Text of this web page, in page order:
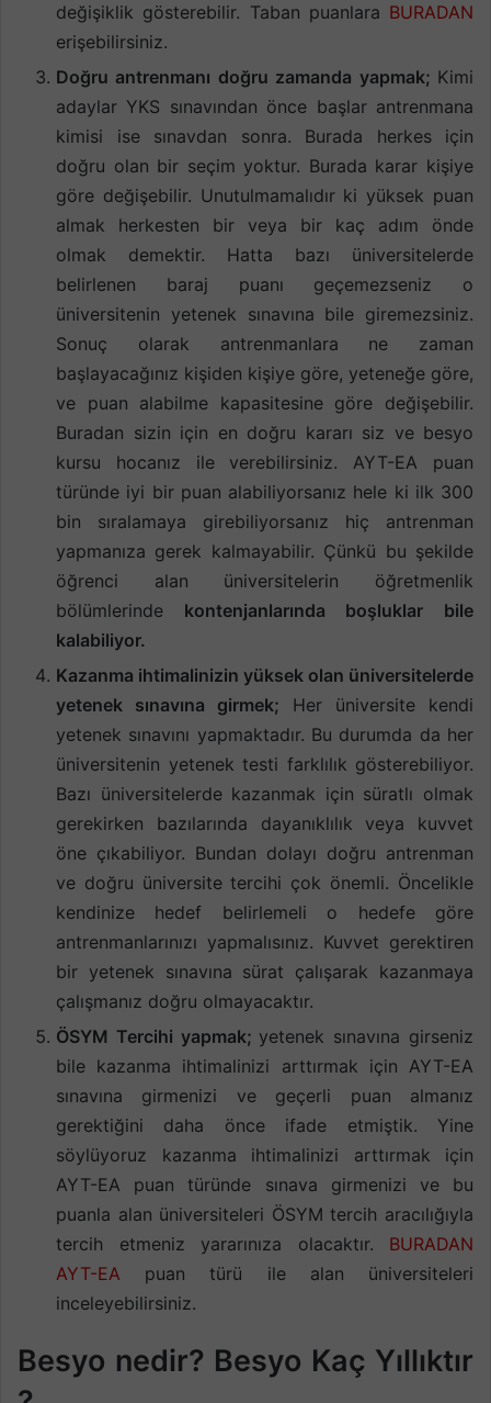
değişiklik gösterebilir. Taban puanlara BURADAN
erişebilirsiniz.
Doğru antrenmanı doğru zamanda yapmak; Kimi
adaylar YKS sınavından önce başlar antrenmana
kimisi ise sınavdan sonra. Burada herkes için
doğru olan bir seçim yoktur. Burada karar kişiye
göre değişebilir. Unutulmamalıdır ki yüksek puan
almak herkesten bir veya bir kaç adım önde
olmak demektir. Hatta bazı üniversitelerde
belirlenen baraj puanı geçemezseniz o
üniversitenin yetenek sınavına bile giremezsiniz.
Sonuç olarak antrenmanlara ne zaman
başlayacağınız kişiden kişiye göre, yeteneğe göre,
ve puan alabilme kapasitesine göre değişebilir.
Buradan sizin için en doğru kararı siz ve besyo
kursu hocanız ile verebilirsiniz. AYT-EA puan
türünde iyi bir puan alabiliyorsanız hele ki ilk 300
bin sıralamaya girebiliyorsanız hiç antrenman
yapmanıza gerek kalmayabilir. Çünkü bu şekilde
öğrenci alan üniversitelerin öğretmenlik
bölümlerinde kontenjanlarında boşluklar bile
kalabiliyor.
Kazanma ihtimalinizin yüksek olan üniversitelerde
yetenek sınavına girmek; Her üniversite kendi
yetenek sınavını yapmaktadır. Bu durumda da her
üniversitenin yetenek testi farklılık gösterebiliyor.
Bazı üniversitelerde kazanmak için süratlı olmak
gerekirken bazılarında dayanıklılık veya kuvvet
öne çıkabiliyor. Bundan dolayı doğru antrenman
ve doğru üniversite tercihi çok önemli. Öncelikle
kendinize hedef belirlemeli o hedefe göre
antrenmanlarınızı yapmalısınız. Kuvvet gerektiren
bir yetenek sınavına sürat çalışarak kazanmaya
çalışmanız doğru olmayacaktır.
ÖSYM Tercihi yapmak; yetenek sınavına girseniz
bile kazanma ihtimalinizi arttırmak için AYT-EA
sınavına girmenizi ve geçerli puan almanız
gerektiğini daha önce ifade etmiştik. Yine
söylüyoruz kazanma ihtimalinizi arttırmak için
AYT-EA puan türünde sınava girmenizi ve bu
puanla alan üniversiteleri ÖSYM tercih aracılığıyla
tercih etmeniz yararınıza olacaktır. BURADAN
AYT-EA puan türü ile alan üniversiteleri
inceleyebilirsiniz.
Besyo nedir? Besyo Kaç Yıllıktır